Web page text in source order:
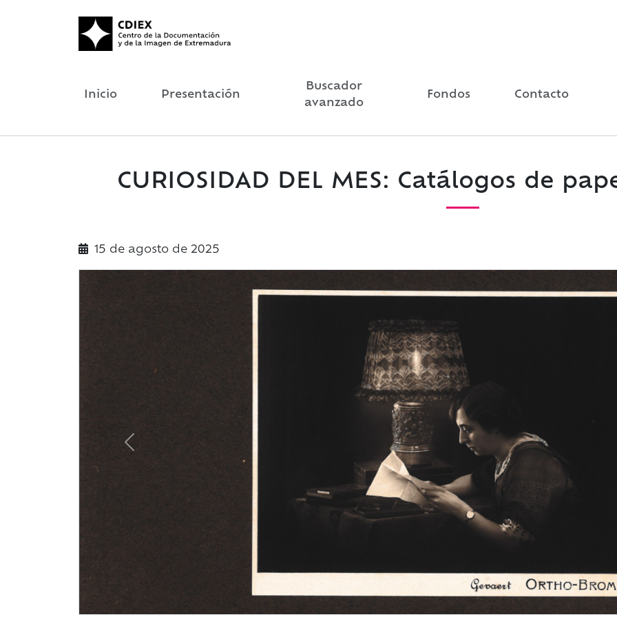
Inicio Presentación
Buscador
avanzado
Fondos Contacto
CURIOSIDAD DEL MES: Catálogos de
15 de agosto de 2025
Previous